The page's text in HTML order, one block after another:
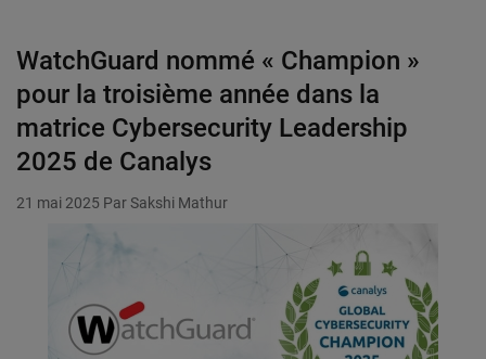
WatchGuard nommé « Champion »
pour la troisième année dans la
matrice Cybersecurity Leadership
2025 de Canalys
21 mai 2025 Par Sakshi Mathur